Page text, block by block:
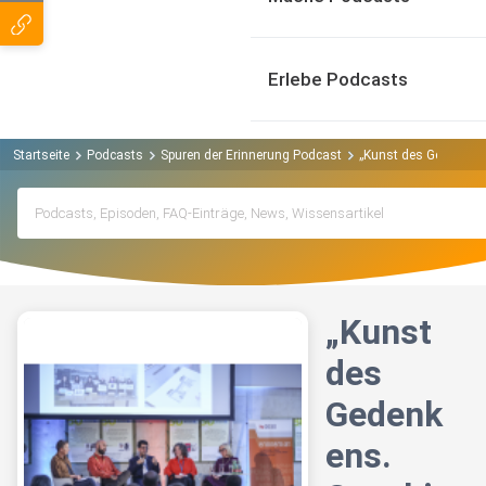
Erlebe Podcasts
Startseite Podcasts Spuren der Erinnerung Podcast „Kunst des
„Kunst
des
Gedenk
ens.